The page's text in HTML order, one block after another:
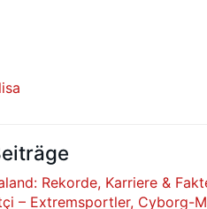
Rekorde, Karriere &
– Extremsportler, Cyborg-